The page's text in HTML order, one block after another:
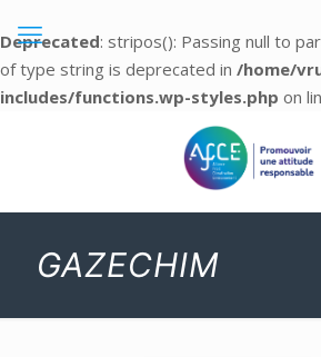
Deprecated: stripos(): Passing null to
of type string is deprecated in /home/
includes/functions.wp-styles.php on
GAZECHIM